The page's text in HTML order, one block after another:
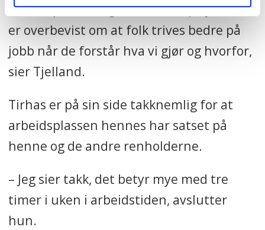
arbeidsplassen og at de trives på jobb. Vi
er overbevist om at folk trives bedre på
jobb når de forstår hva vi gjør og hvorfor,
sier Tjelland.
Tirhas er på sin side takknemlig for at
arbeidsplassen hennes har satset på
henne og de andre renholderne.
– Jeg sier takk, det betyr mye med tre
timer i uken i arbeidstiden, avslutter
hun.